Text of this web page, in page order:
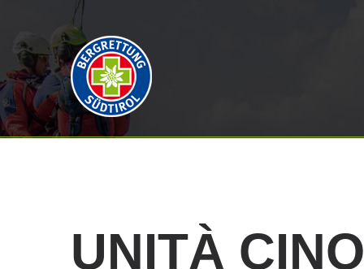
UNITÀ